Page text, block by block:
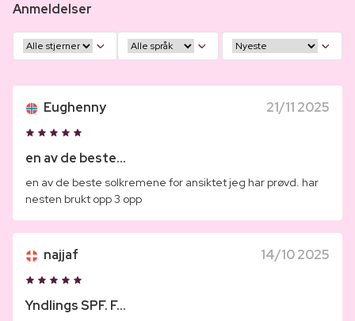
Anmeldelser
Eughenny 21/11 2025
en av de beste...
en av de beste solkremene for ansiktet jeg har prøvd. har
nesten brukt opp 3 opp
najjaf 14/10 2025
Yndlings SPF. F...